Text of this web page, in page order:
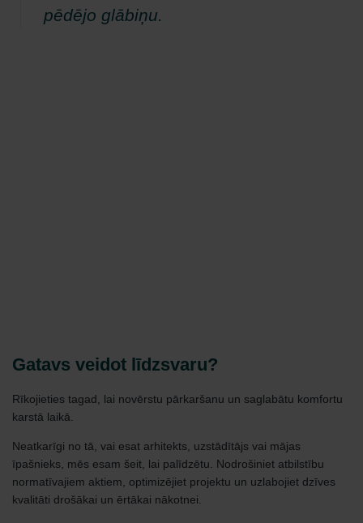
pēdējo glābiņu.
Gatavs veidot līdzsvaru?
Rīkojieties tagad, lai novērstu pārkaršanu un saglabātu komfortu
karstā laikā.
Neatkarīgi no tā, vai esat arhitekts, uzstādītājs vai mājas
īpašnieks, mēs esam šeit, lai palīdzētu. Nodrošiniet atbilstību
normatīvajiem aktiem, optimizējiet projektu un uzlabojiet dzīves
kvalitāti drošākai un ērtākai nākotnei.